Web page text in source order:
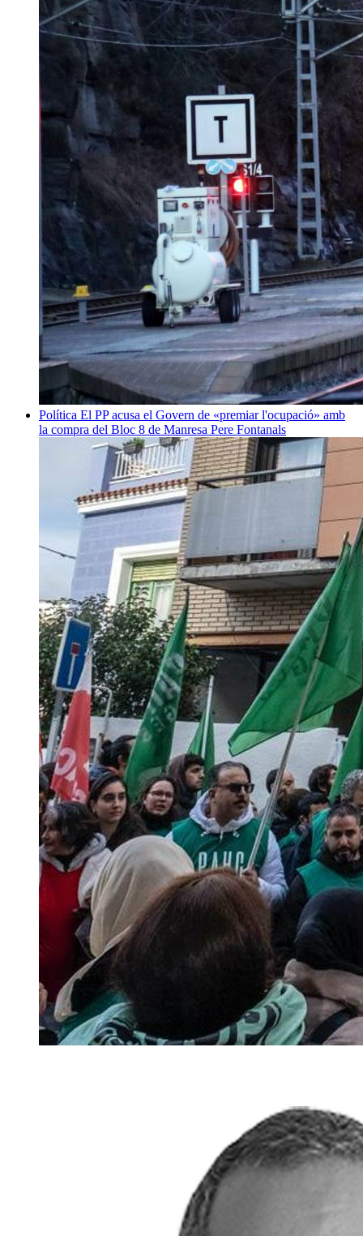
Política El PP acusa el Govern de «premiar l'ocupació» amb
la compra del Bloc 8 de Manresa Pere Fontanals